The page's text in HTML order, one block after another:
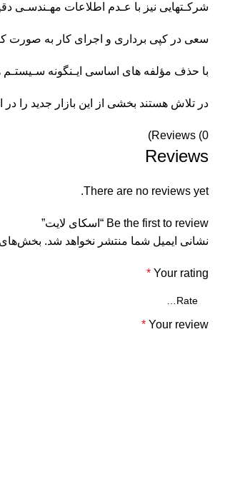
شرکـتهایی نیز با عـدم اطلاعات مهـندسـی
سعی در کپی برداری و اجرای کار به صورت
با حذف مؤلفه های اساسی ایـنگونه سـیستـم
در تلاش هستند بخشی از این بازار جدید را در
Reviews (0)
Reviews
There are no reviews yet.
Be the first to review “اسکای لایت”
نشانی ایمیل شما منتشر نخواهد شد. بخش‌های
Your rating
*
Your review
*